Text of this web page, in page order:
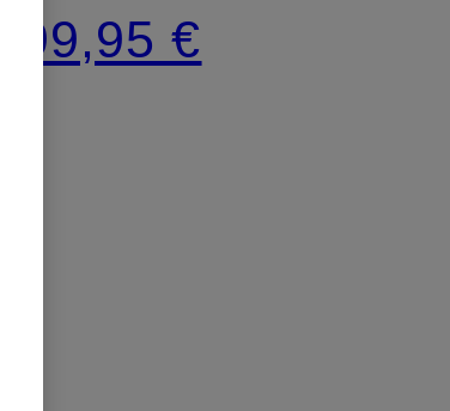
199,95 €